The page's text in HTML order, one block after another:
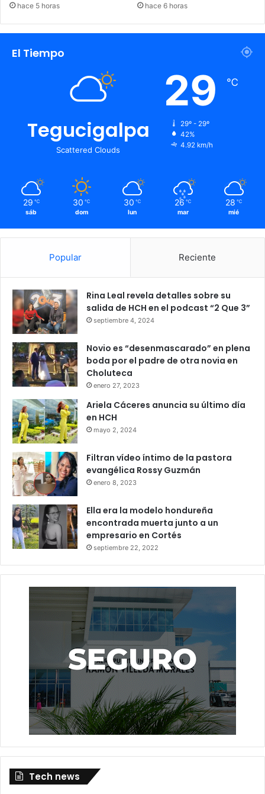
Bullying
hace 5 horas hace 6 horas
El Tiempo
Tegucigalpa
Scattered Clouds
29 ℃
29º - 29º
42%
4.92 km/h
29 ℃
sáb
30 ℃
dom
30 ℃
lun
26 ℃
mar
28 ℃
mié
Popular Reciente
Rina Leal revela detalles sobre su
salida de HCH en el podcast “2 Que 3”
septiembre 4, 2024
Novio es “desenmascarado” en plena
boda por el padre de otra novia en
Choluteca
enero 27, 2023
Ariela Cáceres anuncia su último día
en HCH
mayo 2, 2024
Filtran vídeo íntimo de la pastora
evangélica Rossy Guzmán
enero 8, 2023
Ella era la modelo hondureña
encontrada muerta junto a un
empresario en Cortés
septiembre 22, 2022
Tech news